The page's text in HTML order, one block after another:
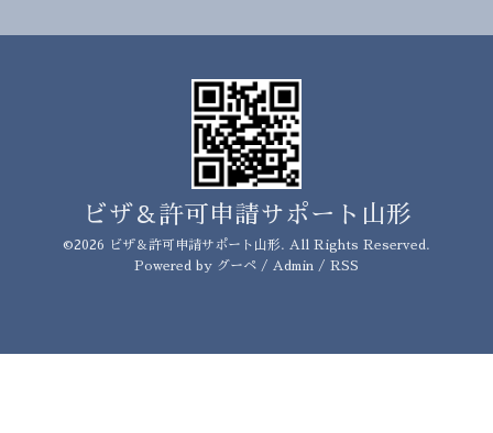
ビザ＆許可申請サポート山形
©2026 ビザ＆許可申請サポート山形. All Rights Reserved.
Powered by グーペ / Admin / RSS